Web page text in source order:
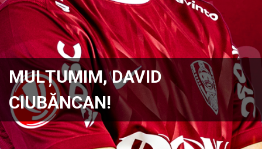
MULȚUMIM, DAVID
CIUBĂNCAN!